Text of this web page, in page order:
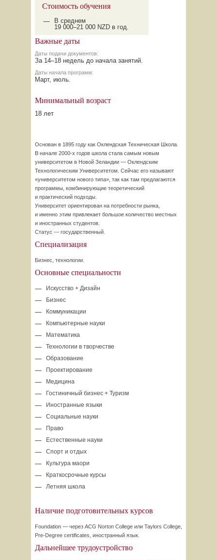
Стоимость обучения
В среднем
19 000–21 000 NZD в год.
Важные даты
Даты подачи документов:
За 14–18 недель до начала занятий.
Даты начала программ:
Март, июль.
Минимальный возраст
18 лет
Основан в 1895 году как Оклендская Техническая Школа.
В начале 2000-х годов школа стала самым новым
университетом в Новой Зеландии — Оклендским
Технологическим Университетом. Сейчас его называют
«университетом нового типа», так как там предлагаются
программы, комбинирующие теоретический
и практический подходы.
Университет ориентирован на потребности рынка,
и именно этим привлекает большое количество местных
и иностранных студентов.
Статус — государственный.
Специализация
Бизнес, технологии.
Основные специальности
Искусство + Дизайн
Бизнес
Коммуникации
Компьютерные науки
Математика
Технологии в творчестве
Образование
Проектирование
Медицина
Гостиничный бизнес + Туризм
Иностранные языки
Социальные науки
Право
Естественные науки
Спорт и отдых
Культура маори
Краткосрочные курсы
Летняя школа
Наличие подготовительных курсов
Foundation — через ACG Norton College или Taylors College,
Pre-Degree certificates, иностранный язык.
Дальнейшее трудоустройство